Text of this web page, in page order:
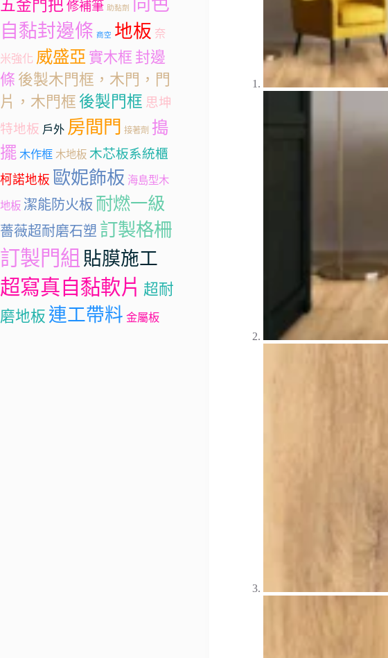
五金門把 修補筆 助黏劑
同色
自黏封邊條 商空 地板 奈
米強化 威盛亞 實木框 封邊
條 後製木門框，木門，門
片，木門框 後製門框 思坤
特地板 戶外 房間門 接著劑 搗
擺 木作框 木地板 木芯板系統櫃
柯諾地板 歐妮飾板 海島型木
地板 潔能防火板 耐燃一級
薔薇超耐磨石塑 訂製格柵
訂製門組 貼膜施工
超寫真自黏軟片 超耐
磨地板 連工帶料 金屬板